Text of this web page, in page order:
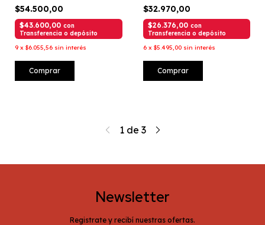
$54.500,00
$43.600,00 con
Transferencia o depósito
9 x $6.055,56 sin interés
Comprar
$32.970,00
$26.376,00 con
Transferencia o depósito
6 x $5.495,00 sin interés
Comprar
1 de 3
Newsletter
Registrate y recibí nuestras ofertas.